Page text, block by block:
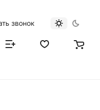
звонок